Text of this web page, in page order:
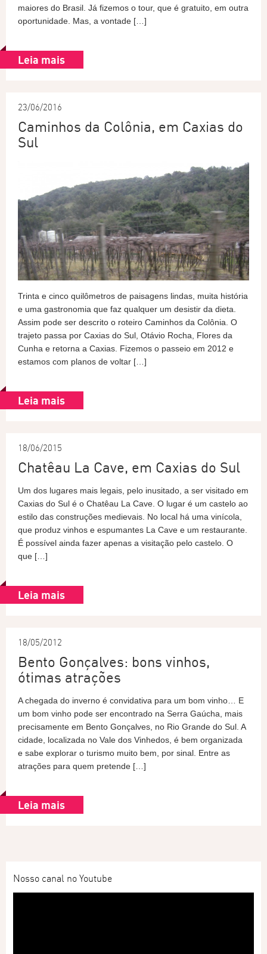
maiores do Brasil. Já fizemos o tour, que é gratuito, em outra
oportunidade. Mas, a vontade […]
Leia mais
23/06/2016
Caminhos da Colônia, em Caxias do
Sul
Trinta e cinco quilômetros de paisagens lindas, muita história
e uma gastronomia que faz qualquer um desistir da dieta.
Assim pode ser descrito o roteiro Caminhos da Colônia. O
trajeto passa por Caxias do Sul, Otávio Rocha, Flores da
Cunha e retorna a Caxias. Fizemos o passeio em 2012 e
estamos com planos de voltar […]
Leia mais
18/06/2015
Chatêau La Cave, em Caxias do Sul
Um dos lugares mais legais, pelo inusitado, a ser visitado em
Caxias do Sul é o Chatêau La Cave. O lugar é um castelo ao
estilo das construções medievais. No local há uma vinícola,
que produz vinhos e espumantes La Cave e um restaurante.
É possível ainda fazer apenas a visitação pelo castelo. O
que […]
Leia mais
18/05/2012
Bento Gonçalves: bons vinhos,
ótimas atrações
A chegada do inverno é convidativa para um bom vinho… E
um bom vinho pode ser encontrado na Serra Gaúcha, mais
precisamente em Bento Gonçalves, no Rio Grande do Sul. A
cidade, localizada no Vale dos Vinhedos, é bem organizada
e sabe explorar o turismo muito bem, por sinal. Entre as
atrações para quem pretende […]
Leia mais
Nosso canal no Youtube